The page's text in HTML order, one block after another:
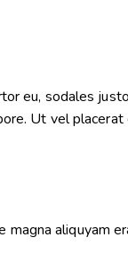
eu, sodales
Ut vel
aliquyam